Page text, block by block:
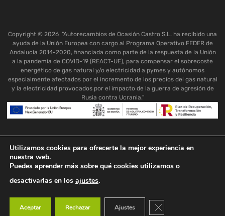
Copyright © 2026 "Autorecambios de Ocasión Castro S.L. ha recibido una
ayuda de la Unión Europea con cargo al Programa Operativo FEDER de
Andalucía 2014-2020, financiada como parte de la respuesta de la Unión
a la pandemia de COVID-19 (REACT-UE), para compensar el sobrecoste
energético de gas natural y/o electricidad a pymes y autónomos
especialmente afectados por el incremento de los precios del gas natural
y la electricidad provocados por el impacto de la guerra de agresión de
Rusia contra Ucrania."
Utilizamos cookies para ofrecerte la mejor experiencia en
nuestra web.
Puedes aprender más sobre qué cookies utilizamos o
desactivarlas en los ajustes.
Aceptar Rechazar Ajustes Cerrar el banner de